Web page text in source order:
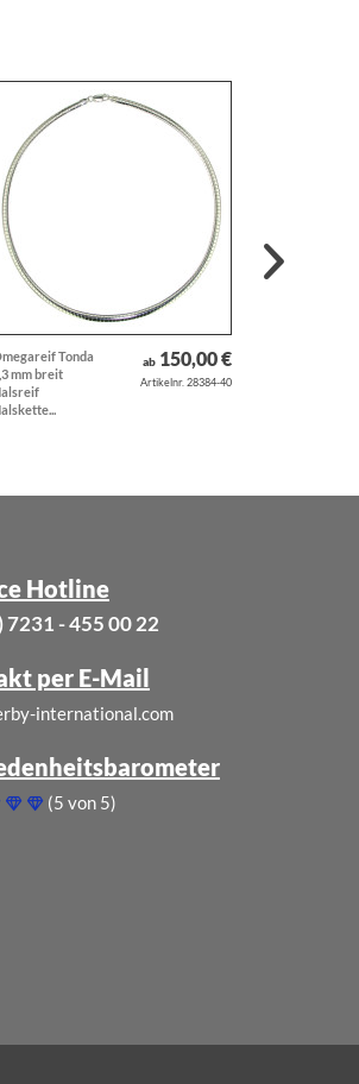
Tonda
mm breit
ab 150,00 €
Artikelnr. 28384-40
Hotline
7231 - 455 00 22
per E-Mail
international.com
(5 von 5)